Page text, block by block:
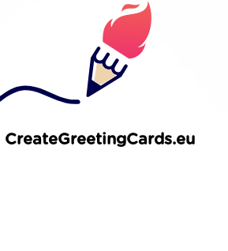
CreateGreetingCards.eu